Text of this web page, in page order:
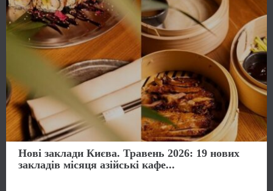
Нові заклади Києва. Травень 2026: 19 нових
закладів місяця азійські кафе...